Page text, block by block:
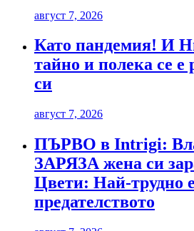
август 7, 2026
Като пандемия! И
тайно и полека се е
си
август 7, 2026
ПЪРВО в Intrigi:
ЗАРЯЗА жена си
Цвети: Най-трудно е
предателството